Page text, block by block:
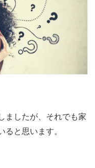
ましたが、それでも家
と思います。